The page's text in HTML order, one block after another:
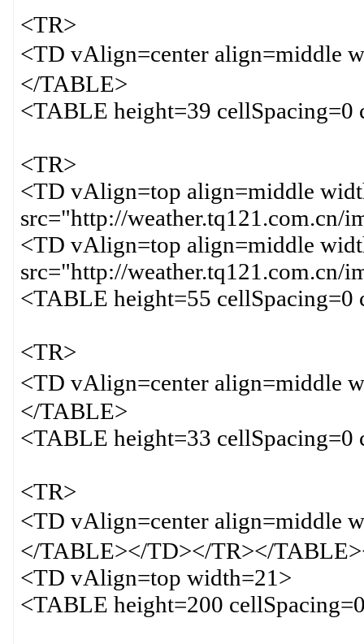
<TR>
<TD vAlign=center align=middle
</TABLE>
<TABLE height=39
<TR>
<TD vAlign=top align=middle
src="http://weather.tq121.com.cn/
<TD vAlign=top align=middle
src="http://
<TABLE height=55
<TR>
<TD vAlign=center
</TABLE>
<TABLE height=33
<TR>
<TD vAlign=center align=middle
</TABLE></TD></TR></
<TD vAlign=top width=21>
<TABLE height=200